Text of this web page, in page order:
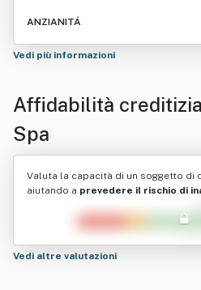
ANZIANITÁ
Vedi più informazioni
Affidabilità
Spa
Valuta la capacità di un soggetto di
aiutando a prevedere il rischio di
Vedi altre valutazioni